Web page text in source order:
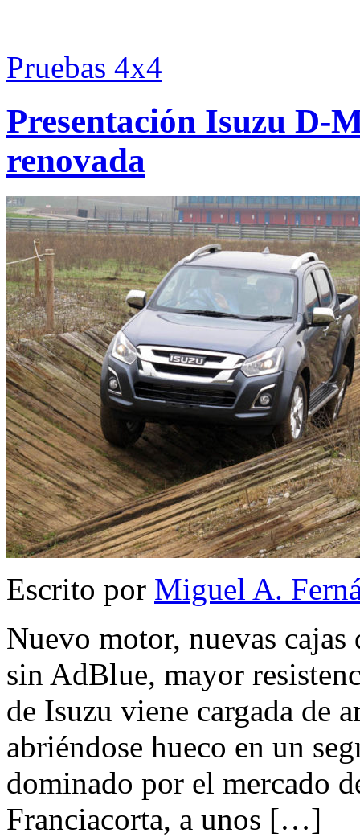
Pruebas 4x4
Presentación Isuzu D-
renovada
Escrito por Miguel A.
Nuevo motor, nuevas
sin AdBlue, mayor
de Isuzu viene cargada de
abriéndose hueco en un
dominado por el mercado
Franciacorta, a unos […]